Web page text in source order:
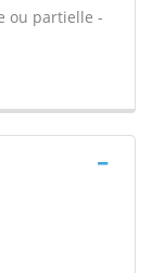
ou partielle -